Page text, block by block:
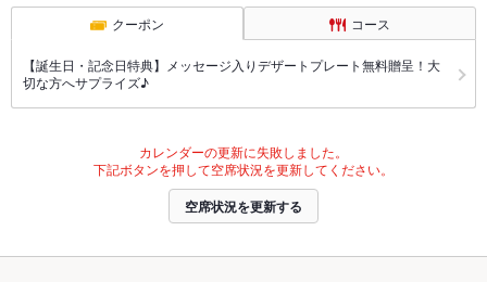
クーポン コース
【誕生日・記念日特典】メッセージ入りデザートプレート無料贈呈！大
切な方へサプライズ♪
カレンダーの更新に失敗しました。
下記ボタンを押して空席状況を更新してください。
空席状況を更新する